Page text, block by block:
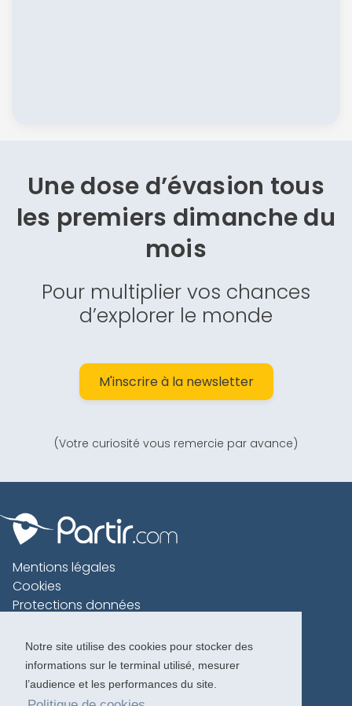
Notre site utilise des cookies pour stocker des
informations sur le terminal utilisé, mesurer
l’audience et les performances du site.
Une dose d’évasion tous
les premiers dimanche du
mois
Pour multiplier vos chances
d’explorer le monde
M'inscrire à la newsletter
(Votre curiosité vous remercie par avance)
Mentions légales
Cookies
Protections données
Charte voyageur
Copyright 1996-2026